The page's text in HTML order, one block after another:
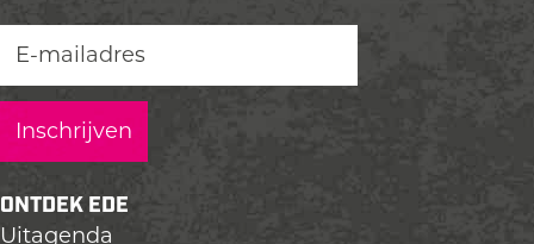
e
a
g
i
n
a
e
a
g
i
n
e
a
g
i
n
ONTDEK EDE
Uitagenda